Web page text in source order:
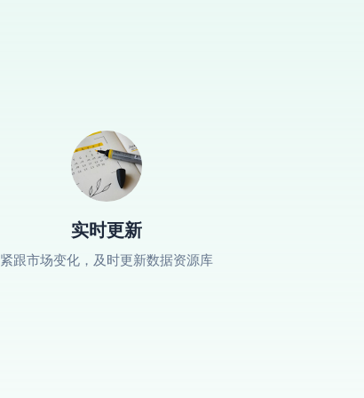
实时更新
紧跟市场变化，及时更新数据资源库